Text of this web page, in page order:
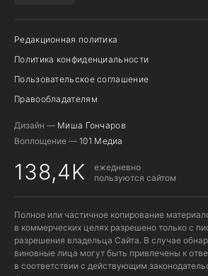
Редакционная политика
Политика конфиденциальности
Пользовательское соглашение
Правообладателям
Дизайн — Миша Гончаров
Воплощение — 101 Медиа
138,4K
ежедневно
пользуются сайтом
Полное или частичное копирование
в коммерческих целях разрешено только с
разрешения владельца Сайта. В случае
виновные лица могут быть привлечены к
в соответствии с действующим